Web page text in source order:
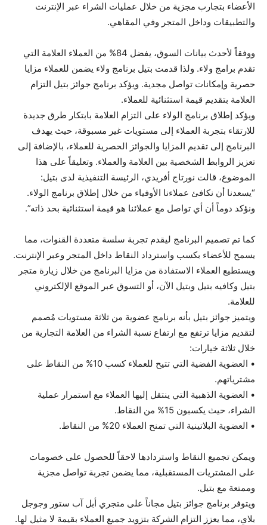
الأعضاء بتجارب مجزية من خلال عمليات الشراء عبر الإنترنت
والتطبيقات وداخل المتجر وفي المقاهي.
ووفقاً لأحدث بيانات السوق، يفضل 84% من العملاء العلامة التي
تقدم برامج ولاء. ولذا قدمت بتيل برنامج ولاء يضمن للعملاء مزايا
حصرية وإمكانات تواصل مجدية. ويؤكد برنامج جوائز بتيل التزام
العلامة بتقديم قيمة استثنائية للعملاء.
ويؤكد إطلاق برنامج الولاء على التزام العلامة بابتكار طرق جديدة
للارتقاء بتجربة العملاء إلى مستويات غير مسبوقة، حيث يهدف
البرنامج إلى تقديم المزايا والجوائز الحصرية للعملاء، بالإضافة إلى
تعزيز الروابط الشخصية بين العلامة والعملاء. وتعليقاً على هذا
الموضوع، قالت نورتاج أفريدي، الرئيسة التنفيذية لدى بتيل:
“يسعدنا أن نكافئ عملاءنا الأوفياء من خلال إطلاق برنامج الولاء.
ونؤكد دوماً أن أي تواصل مع عملائنا هو قيمة استثنائية بحد ذاته”.
كما تم تصميم البرنامج ليقدم تجربة سلسة متعددة القنوات، مما
يسمح للأعضاء بكسب واسترداد النقاط داخل المتجر وعبر الإنترنت.
ويستطيع العملاء الاستفادة من مزايا البرنامج من خلال زيارة متجر
بتيل وكافيه بتيل وبتيل الآن، أو التسوق عبر الموقع الإلكتروني
للعلامة.
ويتميز جوائز بتيل بأنه برنامج عضوية من ثلاثة مستويات مُصمم
لتقديم مزايا ترتفع مع ارتفاع نسبة الشراء من العلامة التجارية من
خلال ثلاثة خيارات:
• العضوية الفضية التي تتيح للعملاء كسب 10% من النقاط على
مشترياتهم.
• العضوية الذهبية التي ينتقل إليها العملاء مع استمرار عملية
الشراء، حيث يكسبون 15% من النقاط.
• العضوية البلاتينية التي تمنح العملاء 20% من النقاط.
ويمكن تجميع النقاط واستردادها لاحقاً للحصول على خصومات
على المشتريات المستقبلية، مما يضمن تجربة تواصل مجزية
وممتعة مع بتيل.
ويتوفر برنامج جوائز بتيل مجاناً على متجري أبل آب ستور وجوجل
بلاي، مما يعزز التزام الشركة بتزويد جميع العملاء بقيمة لا مثيل لها.